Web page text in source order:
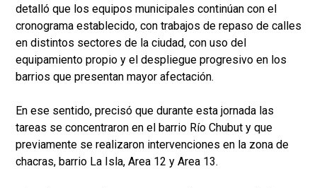
detalló que los equipos municipales continúan con el
cronograma establecido, con trabajos de repaso de calles
en distintos sectores de la ciudad, con uso del
equipamiento propio y el despliegue progresivo en los
barrios que presentan mayor afectación.
En ese sentido, precisó que durante esta jornada las
tareas se concentraron en el barrio Río Chubut y que
previamente se realizaron intervenciones en la zona de
chacras, barrio La Isla, Area 12 y Area 13.